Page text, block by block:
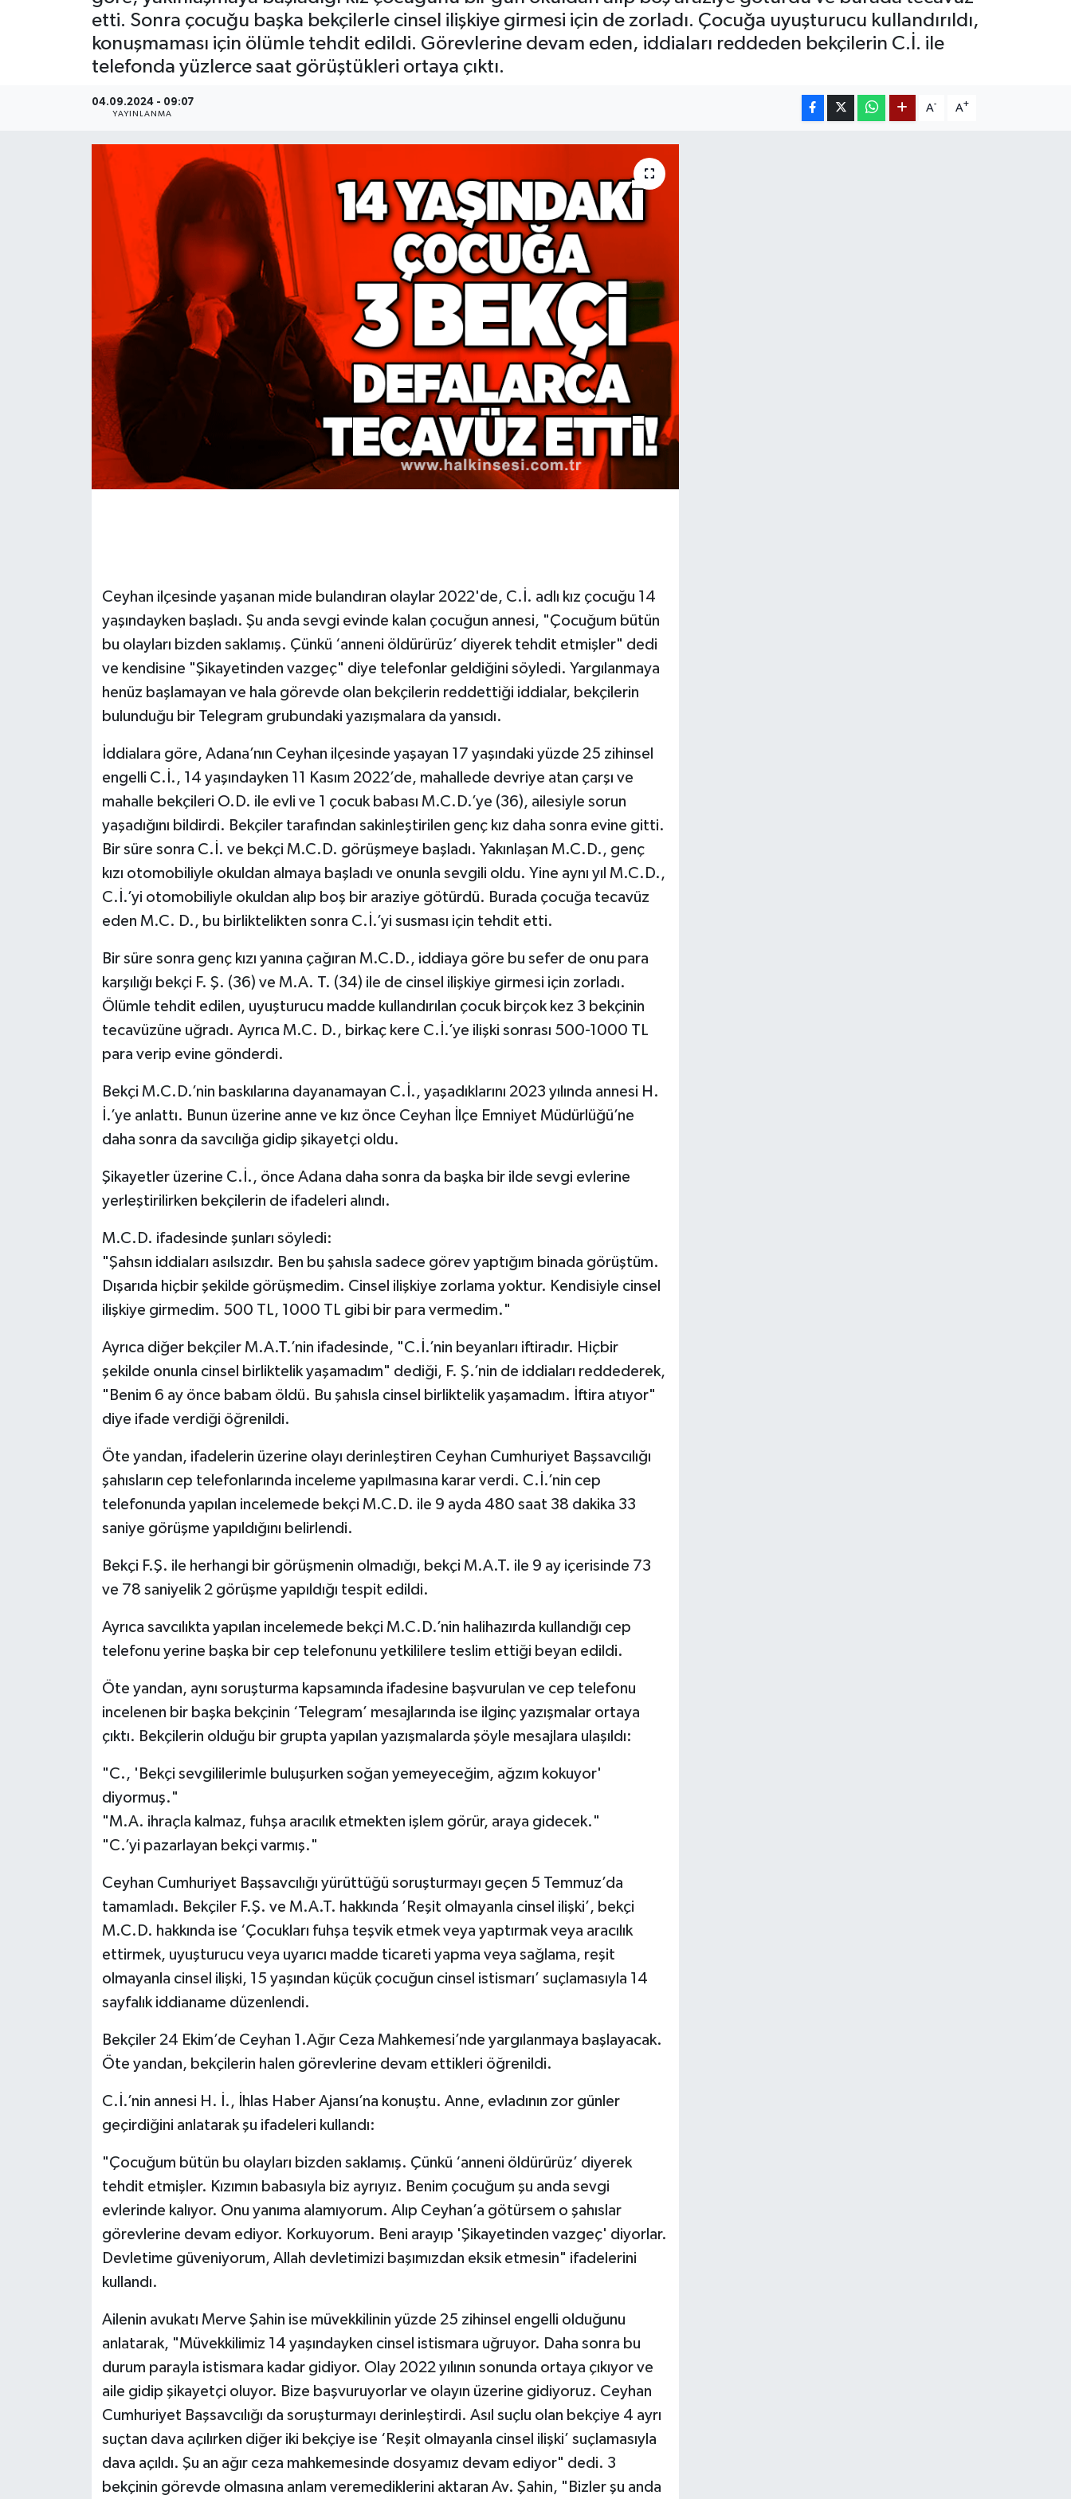
etti. Sonra çocuğu başka bekçilerle cinsel ilişkiye girmesi için de zorladı. Çocuğa uyuşturucu kullandırıldı,
konuşmaması için ölümle tehdit edildi. Görevlerine devam eden, iddiaları reddeden bekçilerin C.İ. ile
telefonda yüzlerce saat görüştükleri ortaya çıktı.
04.09.2024 - 09:07
YAYINLANMA
A- A+
Ceyhan ilçesinde yaşanan mide bulandıran olaylar 2022'de, C.İ. adlı kız çocuğu 14
yaşındayken başladı. Şu anda sevgi evinde kalan çocuğun annesi, "Çocuğum bütün
bu olayları bizden saklamış. Çünkü ‘anneni öldürürüz’ diyerek tehdit etmişler" dedi
ve kendisine "Şikayetinden vazgeç" diye telefonlar geldiğini söyledi. Yargılanmaya
henüz başlamayan ve hala görevde olan bekçilerin reddettiği iddialar, bekçilerin
bulunduğu bir Telegram grubundaki yazışmalara da yansıdı.
İddialara göre, Adana’nın Ceyhan ilçesinde yaşayan 17 yaşındaki yüzde 25 zihinsel
engelli C.İ., 14 yaşındayken 11 Kasım 2022’de, mahallede devriye atan çarşı ve
mahalle bekçileri O.D. ile evli ve 1 çocuk babası M.C.D.’ye (36), ailesiyle sorun
yaşadığını bildirdi. Bekçiler tarafından sakinleştirilen genç kız daha sonra evine gitti.
Bir süre sonra C.İ. ve bekçi M.C.D. görüşmeye başladı. Yakınlaşan M.C.D., genç
kızı otomobiliyle okuldan almaya başladı ve onunla sevgili oldu. Yine aynı yıl M.C.D.,
C.İ.’yi otomobiliyle okuldan alıp boş bir araziye götürdü. Burada çocuğa tecavüz
eden M.C. D., bu birliktelikten sonra C.İ.’yi susması için tehdit etti.
Bir süre sonra genç kızı yanına çağıran M.C.D., iddiaya göre bu sefer de onu para
karşılığı bekçi F. Ş. (36) ve M.A. T. (34) ile de cinsel ilişkiye girmesi için zorladı.
Ölümle tehdit edilen, uyuşturucu madde kullandırılan çocuk birçok kez 3 bekçinin
tecavüzüne uğradı. Ayrıca M.C. D., birkaç kere C.İ.’ye ilişki sonrası 500-1000 TL
para verip evine gönderdi.
Bekçi M.C.D.’nin baskılarına dayanamayan C.İ., yaşadıklarını 2023 yılında annesi H.
İ.’ye anlattı. Bunun üzerine anne ve kız önce Ceyhan İlçe Emniyet Müdürlüğü’ne
daha sonra da savcılığa gidip şikayetçi oldu.
Şikayetler üzerine C.İ., önce Adana daha sonra da başka bir ilde sevgi evlerine
yerleştirilirken bekçilerin de ifadeleri alındı.
M.C.D. ifadesinde şunları söyledi:
"Şahsın iddiaları asılsızdır. Ben bu şahısla sadece görev yaptığım binada görüştüm.
Dışarıda hiçbir şekilde görüşmedim. Cinsel ilişkiye zorlama yoktur. Kendisiyle cinsel
ilişkiye girmedim. 500 TL, 1000 TL gibi bir para vermedim."
Ayrıca diğer bekçiler M.A.T.’nin ifadesinde, "C.İ.’nin beyanları iftiradır. Hiçbir
şekilde onunla cinsel birliktelik yaşamadım" dediği, F. Ş.’nin de iddiaları reddederek,
"Benim 6 ay önce babam öldü. Bu şahısla cinsel birliktelik yaşamadım. İftira atıyor"
diye ifade verdiği öğrenildi.
Öte yandan, ifadelerin üzerine olayı derinleştiren Ceyhan Cumhuriyet Başsavcılığı
şahısların cep telefonlarında inceleme yapılmasına karar verdi. C.İ.’nin cep
telefonunda yapılan incelemede bekçi M.C.D. ile 9 ayda 480 saat 38 dakika 33
saniye görüşme yapıldığını belirlendi.
Bekçi F.Ş. ile herhangi bir görüşmenin olmadığı, bekçi M.A.T. ile 9 ay içerisinde 73
ve 78 saniyelik 2 görüşme yapıldığı tespit edildi.
Ayrıca savcılıkta yapılan incelemede bekçi M.C.D.’nin halihazırda kullandığı cep
telefonu yerine başka bir cep telefonunu yetkililere teslim ettiği beyan edildi.
Öte yandan, aynı soruşturma kapsamında ifadesine başvurulan ve cep telefonu
incelenen bir başka bekçinin ‘Telegram’ mesajlarında ise ilginç yazışmalar ortaya
çıktı. Bekçilerin olduğu bir grupta yapılan yazışmalarda şöyle mesajlara ulaşıldı:
"C., 'Bekçi sevgililerimle buluşurken soğan yemeyeceğim, ağzım kokuyor'
diyormuş."
"M.A. ihraçla kalmaz, fuhşa aracılık etmekten işlem görür, araya gidecek."
"C.’yi pazarlayan bekçi varmış."
Ceyhan Cumhuriyet Başsavcılığı yürüttüğü soruşturmayı geçen 5 Temmuz’da
tamamladı. Bekçiler F.Ş. ve M.A.T. hakkında ’Reşit olmayanla cinsel ilişki’, bekçi
M.C.D. hakkında ise ‘Çocukları fuhşa teşvik etmek veya yaptırmak veya aracılık
ettirmek, uyuşturucu veya uyarıcı madde ticareti yapma veya sağlama, reşit
olmayanla cinsel ilişki, 15 yaşından küçük çocuğun cinsel istismarı’ suçlamasıyla 14
sayfalık iddianame düzenlendi.
Bekçiler 24 Ekim’de Ceyhan 1.Ağır Ceza Mahkemesi’nde yargılanmaya başlayacak.
Öte yandan, bekçilerin halen görevlerine devam ettikleri öğrenildi.
C.İ.’nin annesi H. İ., İhlas Haber Ajansı’na konuştu. Anne, evladının zor günler
geçirdiğini anlatarak şu ifadeleri kullandı:
"Çocuğum bütün bu olayları bizden saklamış. Çünkü ‘anneni öldürürüz’ diyerek
tehdit etmişler. Kızımın babasıyla biz ayrıyız. Benim çocuğum şu anda sevgi
evlerinde kalıyor. Onu yanıma alamıyorum. Alıp Ceyhan’a götürsem o şahıslar
görevlerine devam ediyor. Korkuyorum. Beni arayıp 'Şikayetinden vazgeç' diyorlar.
Devletime güveniyorum, Allah devletimizi başımızdan eksik etmesin" ifadelerini
kullandı.
Ailenin avukatı Merve Şahin ise müvekkilinin yüzde 25 zihinsel engelli olduğunu
anlatarak, "Müvekkilimiz 14 yaşındayken cinsel istismara uğruyor. Daha sonra bu
durum parayla istismara kadar gidiyor. Olay 2022 yılının sonunda ortaya çıkıyor ve
aile gidip şikayetçi oluyor. Bize başvuruyorlar ve olayın üzerine gidiyoruz. Ceyhan
Cumhuriyet Başsavcılığı da soruşturmayı derinleştirdi. Asıl suçlu olan bekçiye 4 ayrı
suçtan dava açılırken diğer iki bekçiye ise ‘Reşit olmayanla cinsel ilişki’ suçlamasıyla
dava açıldı. Şu an ağır ceza mahkemesinde dosyamız devam ediyor" dedi. 3
bekçinin görevde olmasına anlam veremediklerini aktaran Av. Şahin, "Bizler şu anda
BİLİM VE TEKNOLOJİ
Ekonomi
Gökçebey
GÜNDEM
MAGAZİN